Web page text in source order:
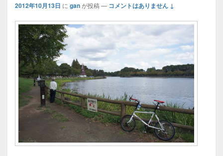
2012年10月13日 に ganが投稿 — コメントはありません ↓